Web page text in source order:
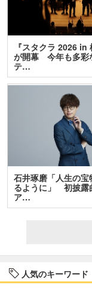
『スタクラ 2026 in
が開幕 今年も多彩
テ…
石井琢磨「人生の宝
るように」 初披露
ア…
人気のキーワード